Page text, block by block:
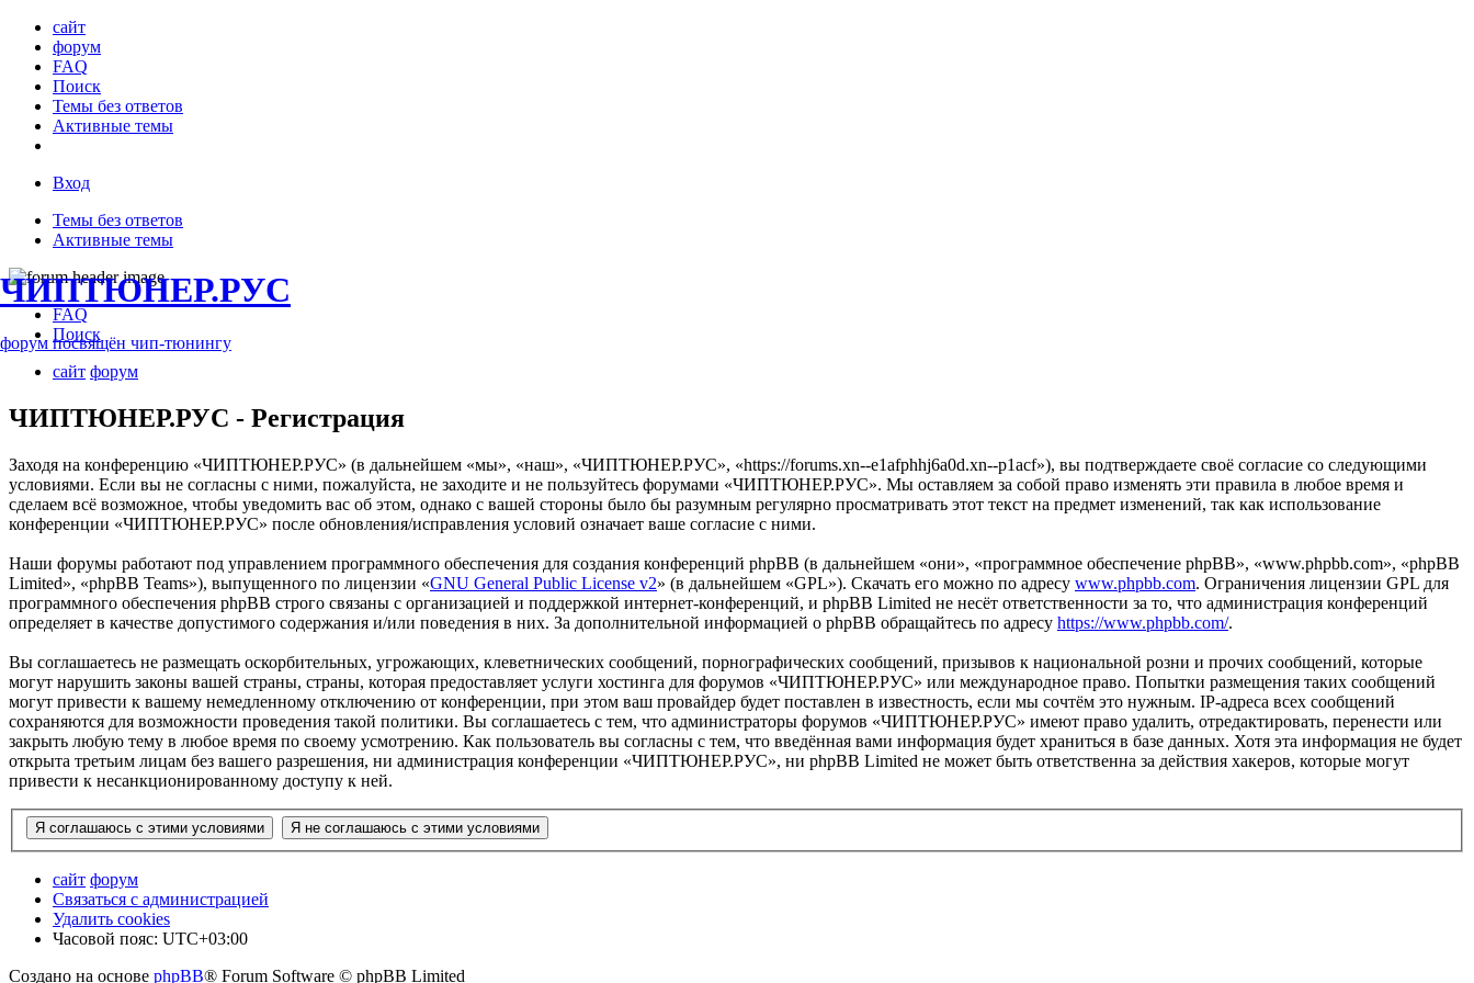
сайт
форум
FAQ
Поиск
Темы без ответов
Активные темы
Вход
Темы без ответов
Активные темы
ЧИПТЮНЕР.РУС
форум посвящён чип-тюнингу
FAQ
Поиск
сайт форум
ЧИПТЮНЕР.РУС - Регистрация
Заходя на конференцию «ЧИПТЮНЕР.РУС» (в дальнейшем «мы», «наш», «ЧИПТЮНЕР.РУС», «https://forums.xn--e1afphhj6a0d.xn--p1acf»), вы подтверждаете своё согласие со следующими
условиями. Если вы не согласны с ними, пожалуйста, не заходите и не пользуйтесь форумами «ЧИПТЮНЕР.РУС». Мы оставляем за собой право изменять эти правила в любое время и
сделаем всё возможное, чтобы уведомить вас об этом, однако с вашей стороны было бы разумным регулярно просматривать этот текст на предмет изменений, так как использование
конференции «ЧИПТЮНЕР.РУС» после обновления/исправления условий означает ваше согласие с ними.
Наши форумы работают под управлением программного обеспечения для создания конференций phpBB (в дальнейшем «они», «программное обеспечение phpBB», «www.phpbb.com», «phpBB
Limited», «phpBB Teams»), выпущенного по лицензии «GNU General Public License v2» (в дальнейшем «GPL»). Скачать его можно по адресу www.phpbb.com. Ограничения лицензии GPL для
программного обеспечения phpBB строго связаны с организацией и поддержкой интернет-конференций, и phpBB Limited не несёт ответственности за то, что администрация конференций
определяет в качестве допустимого содержания и/или поведения в них. За дополнительной информацией о phpBB обращайтесь по адресу https://www.phpbb.com/.
Вы соглашаетесь не размещать оскорбительных, угрожающих, клеветнических сообщений, порнографических сообщений, призывов к национальной розни и прочих сообщений, которые
могут нарушить законы вашей страны, страны, которая предоставляет услуги хостинга для форумов «ЧИПТЮНЕР.РУС» или международное право. Попытки размещения таких сообщений
могут привести к вашему немедленному отключению от конференции, при этом ваш провайдер будет поставлен в известность, если мы сочтём это нужным. IP-адреса всех сообщений
сохраняются для возможности проведения такой политики. Вы соглашаетесь с тем, что администраторы форумов «ЧИПТЮНЕР.РУС» имеют право удалить, отредактировать, перенести или
закрыть любую тему в любое время по своему усмотрению. Как пользователь вы согласны с тем, что введённая вами информация будет храниться в базе данных. Хотя эта информация не будет
открыта третьим лицам без вашего разрешения, ни администрация конференции «ЧИПТЮНЕР.РУС», ни phpBB Limited не может быть ответственна за действия хакеров, которые могут
привести к несанкционированному доступу к ней.
сайт форум
Связаться с администрацией
Удалить cookies
Часовой пояс: UTC+03:00
Создано на основе phpBB® Forum Software © phpBB Limited